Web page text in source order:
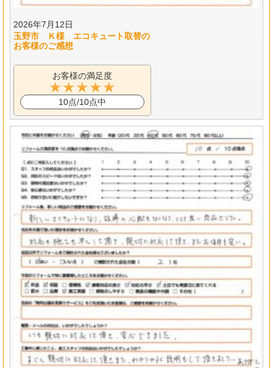
2026年7月12日
玉野市 Ｋ様 エコキュート取替の
お客様のご感想
お客様の満足度
10点/10点中